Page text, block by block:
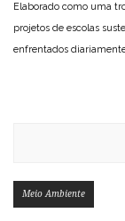
Elaborado como uma
projetos de escolas
enfrentados
Meio Ambiente